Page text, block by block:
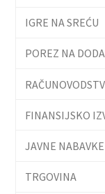
IGRE NA SREĆU
POREZ NA
FINANSIJSKO
JAVNE NABAVKE
TRGOVINA